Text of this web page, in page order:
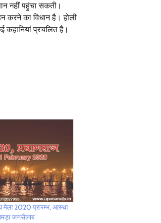
नहीं पहुंचा सकती।
करने का विधान है। होली
कहानियां प्रचलित है।
मेला 2020 प्रारम्भ, आस्था
जनसैलाब